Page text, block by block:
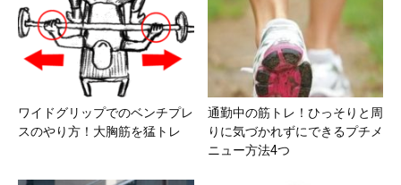
ワイドグリップでのベンチプレ
スのやり方！大胸筋を猛トレ
通勤中の筋トレ！ひっそりと周
りに気づかれずにできるプチメ
ニュー方法4つ